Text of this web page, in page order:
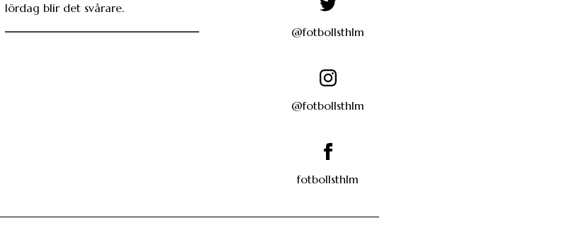
lördag blir det svårare.
@fotbollsthlm
@fotbollsthlm
fotbollsthlm